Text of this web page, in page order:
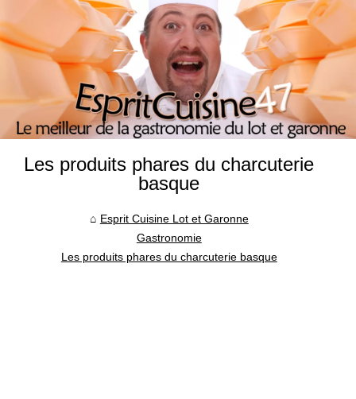
Les produits phares du charcuterie
basque
Esprit Cuisine Lot et Garonne
Gastronomie
Les produits phares du charcuterie basque